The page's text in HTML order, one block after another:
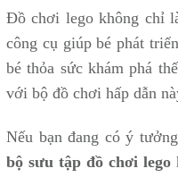
Đồ chơi lego không chỉ
công cụ giúp bé phát
bé thỏa sức khám phá
với bộ đồ chơi hấp dẫn
Nếu bạn đang có ý
bộ sưu tập đồ chơi lego